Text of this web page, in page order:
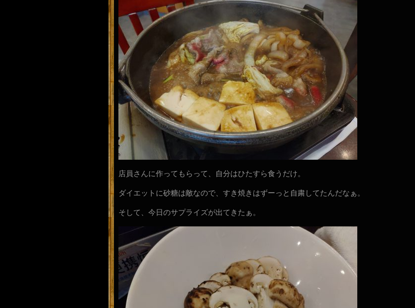
店員さんに作ってもらって、自分はひたすら食うだけ。
ダイエットに砂糖は敵なので、すき焼きはずーっと自粛してたんだなぁ。
そして、今日のサプライズが出てきたぁ。